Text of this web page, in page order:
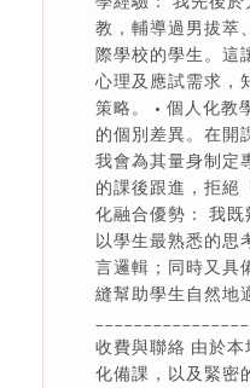
教，輔導過男拔萃
際學校的學生。這
心理及應試需求，
策略。 • 個人化教
的個別差異。在開
我會為其量身制定
的課後跟進，拒絕
化融合優勢： 我
以學生最熟悉的思
言邏輯；同時又具
縫幫助學生自然地
收費與聯絡 由於
化備課，以及緊密